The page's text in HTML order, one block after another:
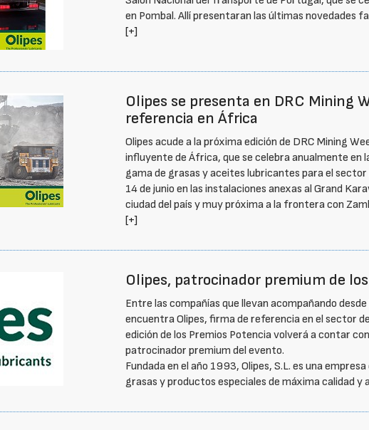
en Pombal. Allí presentaran las últimas novedades
[+]
Olipes se presenta en DRC Mining
referencia en África
Olipes acude a la próxima edición de DRC Mining
influyente de África, que se celebra anualmente en
gama de grasas y aceites lubricantes para el
14 de junio en las instalaciones anexas al Grand
ciudad del país y muy próxima a la frontera con
[+]
Olipes, patrocinador premium de
Entre las compañías que llevan acompañando
encuentra Olipes, firma de referencia en el sector
edición de los Premios Potencia volverá a contar
patrocinador premium del evento.
Fundada en el año 1993, Olipes, S.L. es una
grasas y productos especiales de máxima calidad y